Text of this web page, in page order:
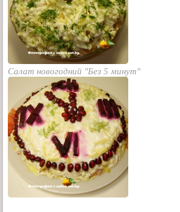
Салат новогодний "Без 5 минут"